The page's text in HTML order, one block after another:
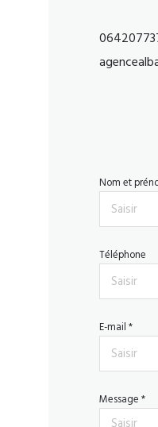
Nom et
Téléphone
E-mail *
Message *